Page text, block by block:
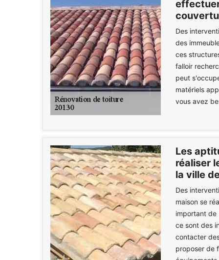
Des
des
ces
falloir
peut
matériels
vous avez
Les
réaliser
la ville
Des
maison se
important de
ce sont des
contacter
proposer de